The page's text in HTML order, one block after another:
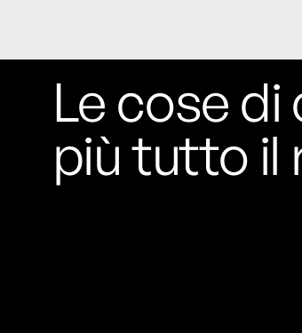
Risultato: 4 morti "in meno" e circa 600
feriti in più.
Fred Again ha passato 50 ore
consecutive in livestream su YouTube
Le cose di
più tutto il